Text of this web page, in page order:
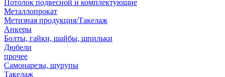
Потолок подвесной и комплектующие
Металлопрокат
Метизная продукция/Такелаж
Анкеры
Болты, гайки, шайбы, шпильки
Дюбели
прочее
Самонарезы, шурупы
Такелаж